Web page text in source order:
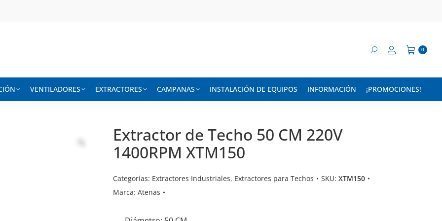
0
VENTILADORES EXTRACTORES CAMPANAS INSTALACIÓN DE EQUIPOS INFORMACIÓN ¡PROMOCIONES!
Extractor de Techo 50 CM 220V
1400RPM XTM150
Categorías: Extractores Industriales, Extractores para Techos SKU:XTM150
Marca:Atenas